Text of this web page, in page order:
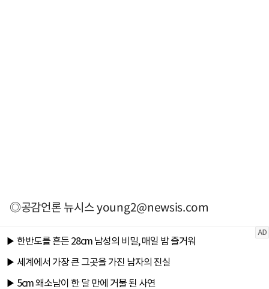
◎공감언론 뉴시스young2@newsis.com